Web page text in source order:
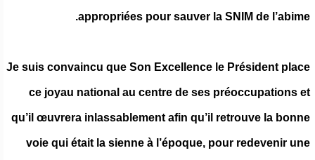
appropriées pour sauver la SNIM de l’abime.
Je suis convaincu que Son Excellence le Président place
ce joyau national au centre de ses préoccupations et
qu’il œuvrera inlassablement afin qu’il retrouve la bonne
voie qui était la sienne à l’époque, pour redevenir une